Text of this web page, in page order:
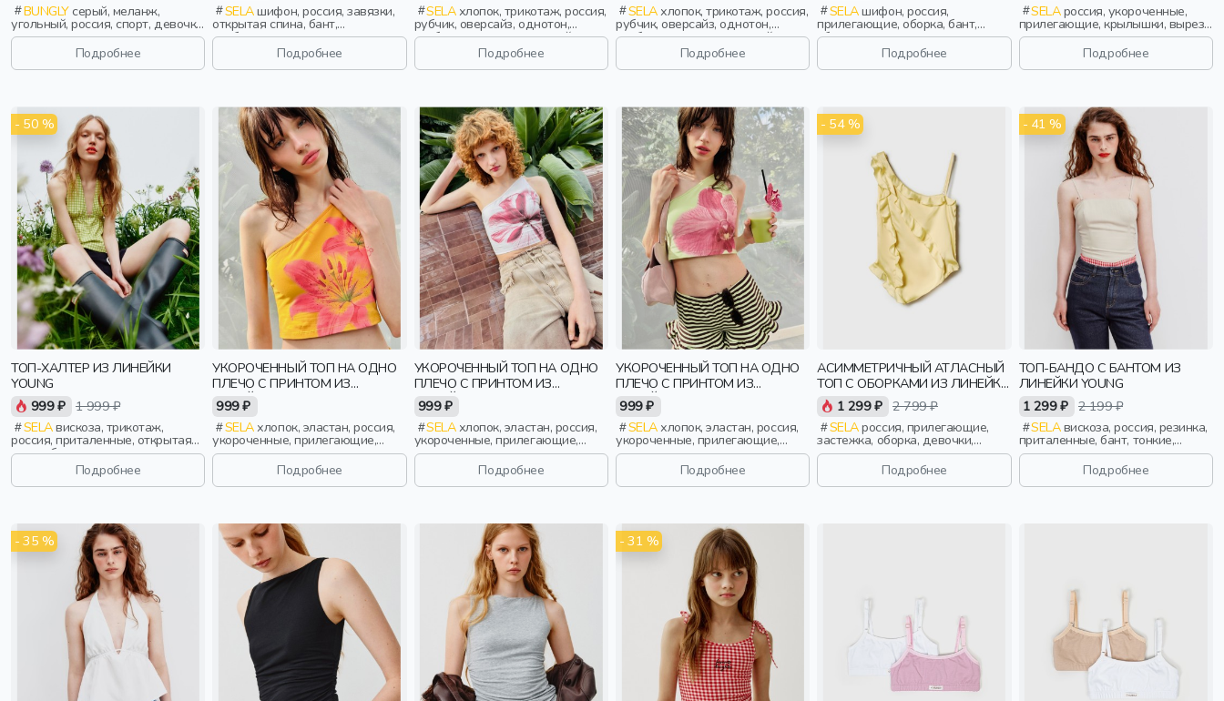
BUNGLYсерый, меланж,
угольный, россия, спорт, девочки,
школьники, подростки, дети
Подробнее
SELAшифон, россия, завязки,
открытая спина, бант,
свободные, воротник, девочки,
старшеклассники, дети
Подробнее
SELAхлопок, трикотаж, россия,
рубчик, оверсайз, однотон,
свободные, вырез, круглый
вырез, девочки,
старшеклассники, дети
Подробнее
SELAхлопок, трикотаж, россия,
рубчик, оверсайз, однотон,
свободные, вырез, круглый
вырез, девочки,
старшеклассники, дети
Подробнее
SELAшифон, россия,
прилегающие, оборка, бант,
сборки, девочки,
старшеклассники, дети
Подробнее
SELAроссия, укороченные,
прилегающие, крылышки, вырез,
кулиска, девочки,
старшеклассники, дети
Подробнее
- 50 %
ТОП-ХАЛТЕР ИЗ ЛИНЕЙКИ
YOUNG
999 ₽ 1 999 ₽
SELAвискоза, трикотаж,
россия, приталенные, открытая
спина, бант, вырез, девочки,
старшеклассники, дети
Подробнее
УКОРОЧЕННЫЙ ТОП НА ОДНО
ПЛЕЧО С ПРИНТОМ ИЗ
999 ₽
SELAхлопок, эластан, россия,
укороченные, прилегающие,
принт, девочки,
старшеклассники, дети
Подробнее
УКОРОЧЕННЫЙ ТОП НА ОДНО
ПЛЕЧО С ПРИНТОМ ИЗ
999 ₽
SELAхлопок, эластан, россия,
укороченные, прилегающие,
принт, девочки,
старшеклассники, дети
Подробнее
УКОРОЧЕННЫЙ ТОП НА ОДНО
ПЛЕЧО С ПРИНТОМ ИЗ
999 ₽
SELAхлопок, эластан, россия,
укороченные, прилегающие,
принт, девочки,
старшеклассники, дети
Подробнее
- 54 %
АСИММЕТРИЧНЫЙ АТЛАСНЫЙ
ТОП С ОБОРКАМИ ИЗ ЛИНЕЙКИ
YOUNG
1 299 ₽ 2 799 ₽
SELAроссия, прилегающие,
застежка, оборка, девочки,
старшеклассники, дети
Подробнее
- 41 %
ТОП-БАНДО С БАНТОМ ИЗ
ЛИНЕЙКИ YOUNG
1 299 ₽ 2 199 ₽
SELAвискоза, россия, резинка,
приталенные, бант, тонкие,
эластичные, девочки,
старшеклассники, дети
Подробнее
- 35 % - 31 %